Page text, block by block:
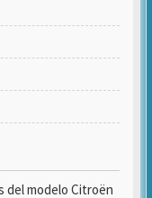
del modelo Citroën